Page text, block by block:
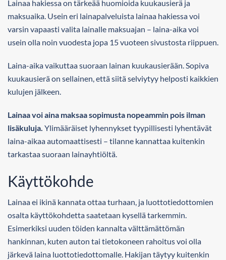
Lainaa hakiessa on tärkeää huomioida kuukausierä ja
maksuaika. Usein eri lainapalveluista lainaa hakiessa voi
varsin vapaasti valita lainalle maksuajan – laina-aika voi
usein olla noin vuodesta jopa 15 vuoteen sivustosta riippuen.
Laina-aika vaikuttaa suoraan lainan kuukausierään. Sopiva
kuukausierä on sellainen, että siitä selviytyy helposti kaikkien
kulujen jälkeen.
Lainaa voi aina maksaa sopimusta nopeammin pois ilman
lisäkuluja. Ylimääräiset lyhennykset tyypillisesti lyhentävät
laina-aikaa automaattisesti – tilanne kannattaa kuitenkin
tarkastaa suoraan lainayhtiöltä.
Käyttökohde
Lainaa ei ikinä kannata ottaa turhaan, ja luottotiedottomien
osalta käyttökohdetta saatetaan kysellä tarkemmin.
Esimerkiksi uuden töiden kannalta välttämättömän
hankinnan, kuten auton tai tietokoneen rahoitus voi olla
järkevä laina luottotiedottomalle. Hakijan täytyy kuitenkin